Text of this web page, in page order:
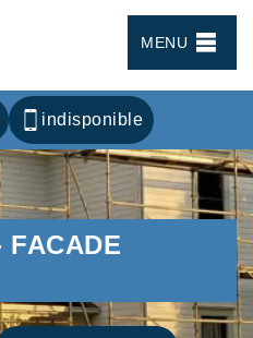
MENU
indisponible
FACADE